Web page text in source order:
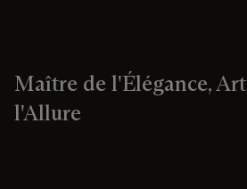
Maître de l'Élégance,
l'Allure